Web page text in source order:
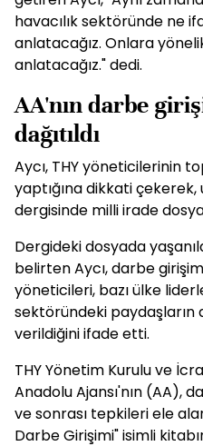
havacılık sektöründe ne
anlatacağız. Onlara
anlatacağız." dedi.
AA'nın darbe
dağıtıldı
Aycı, THY yöneticilerinin
yaptığına dikkati çekerek,
dergisinde milli irade
Dergideki dosyada
belirten Aycı, darbe
yöneticileri, bazı ülke
sektöründeki
verildiğini ifade etti.
THY Yönetim Kurulu ve
Anadolu Ajansı'nın (AA),
ve sonrası tepkileri ele
Darbe Girişimi" isimli